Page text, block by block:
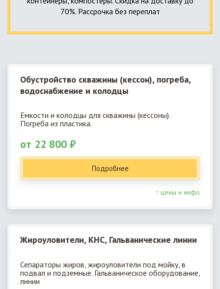
70%. Рассрочка без переплат
Обустройство скважины (кессон), погреба,
водоснабжение и колодцы
Емкости и колодцы для скважины (кессоны).
Погреба из пластика.
от 22 800 ₽
Подробнее
↑ цены и инфо
Жироуловители, КНС, Гальванические линии
Сепараторы жиров, жироуловители под мойку, в
подвал и подземные. Гальваническое оборудование,
линии